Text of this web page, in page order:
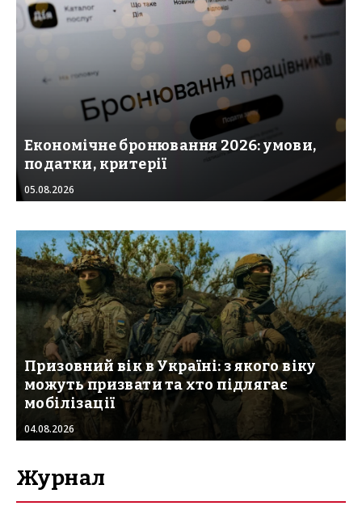
Економічне бронювання 2026: умови,
податки, критерії
05.08.2026
Призовний вік в Україні: з якого віку
можуть призвати та хто підлягає
мобілізації
04.08.2026
Журнал